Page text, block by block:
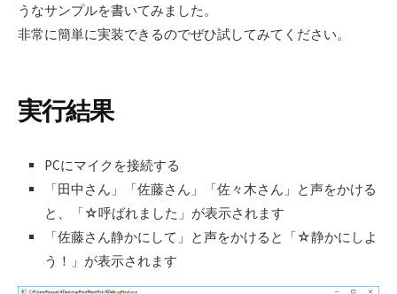
うなサンプルを書いてみました。
非常に簡単に実装できるのでぜひ試してみてください。
実行結果
PCにマイクを接続する
「田中さん」「佐藤さん」「佐々木さん」と声をかける
と、「☆呼ばれました」が表示されます
「佐藤さん静かにして」と声をかけると「☆静かにしよ
う！」が表示されます